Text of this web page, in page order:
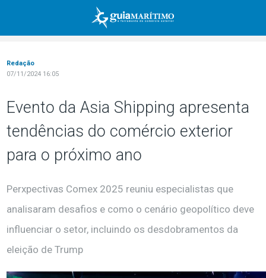
Redação
07/11/2024 16:05
Evento da Asia Shipping apresenta
tendências do comércio exterior
para o próximo ano
Perxpectivas Comex 2025 reuniu especialistas que
analisaram desafios e como o cenário geopolítico deve
influenciar o setor, incluindo os desdobramentos da
eleição de Trump